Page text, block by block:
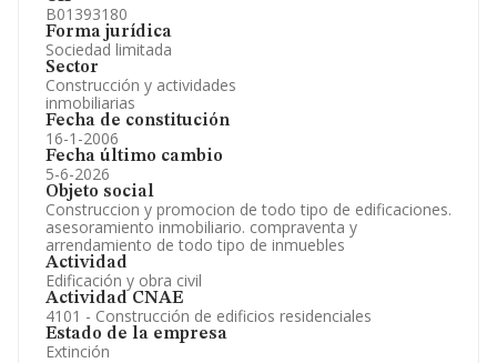
B01393180
Forma jurídica
Sociedad limitada
Sector
Construcción y actividades
inmobiliarias
Fecha de constitución
16-1-2006
Fecha último cambio
5-6-2026
Objeto social
Construccion y promocion de todo tipo de edificaciones.
asesoramiento inmobiliario. compraventa y
arrendamiento de todo tipo de inmuebles
Actividad
Edificación y obra civil
Actividad CNAE
4101 - Construcción de edificios residenciales
Estado de la empresa
Extinción